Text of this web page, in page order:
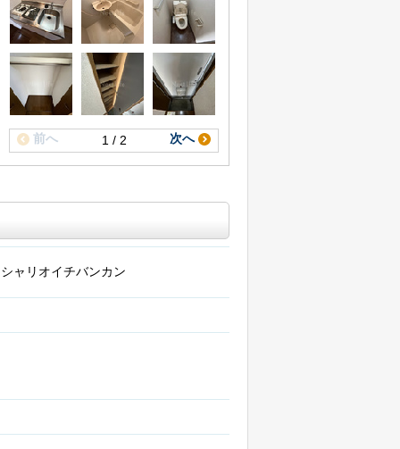
1 / 2
前へ 次へ
ャリオイチバンカン